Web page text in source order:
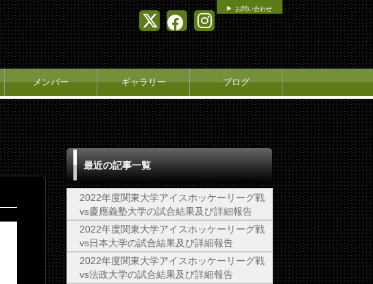
お問い合わせ
メンバー ギャラリー ブログ
最近の記事一覧
2022年度関東大学アイスホッケーリーグ戦
vs慶應義塾大学の試合結果及び詳細報告
2022年度関東大学アイスホッケーリーグ戦
vs日本大学の試合結果及び詳細報告
2022年度関東大学アイスホッケーリーグ戦
vs法政大学の試合結果及び詳細報告